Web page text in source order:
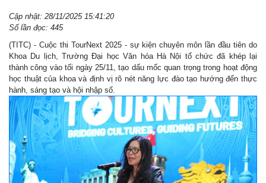
Cập nhật: 28/11/2025 15:41:20
Số lần đọc: 445
(TITC) - Cuộc thi TourNext 2025 - sự kiện chuyên môn lần đầu tiên do
Khoa Du lịch, Trường Đại học Văn hóa Hà Nội tổ chức đã khép lại
thành công vào tối ngày 25/11, tạo dấu mốc quan trọng trong hoạt động
học thuật của khoa và định vị rõ nét năng lực đào tạo hướng đến thực
hành, sáng tạo và hội nhập số.